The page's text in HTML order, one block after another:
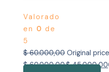
Valorado
en 0 de
5
$60.000,00 Original
$ 60.000,00.$45.000,00